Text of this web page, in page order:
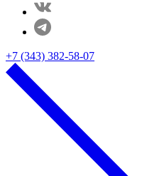
+7 (343) 382-58-07